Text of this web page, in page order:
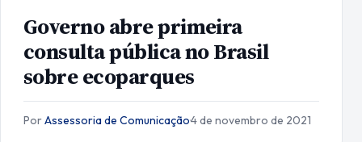
Governo abre primeira
consulta pública no Brasil
sobre ecoparques
PorAssessoria de Comunicação·4 de novembro de 2021